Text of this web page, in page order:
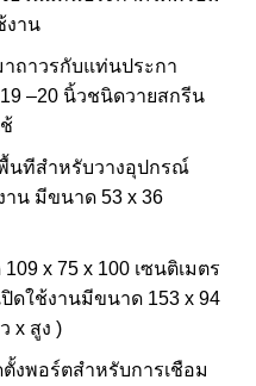
งาน
ถาวรกับแท่นประกา
–20 นิ้วชนิดวายสกรีน
นทีสําหรับวางอุปกรณ์
น มีขนาด 53 x 36
x 75 x 100 เซนติเมตร
ปิดใช้งานมีขนาด 153 x 94
x สูง )
งพอร์ตสําหรับการเชือม